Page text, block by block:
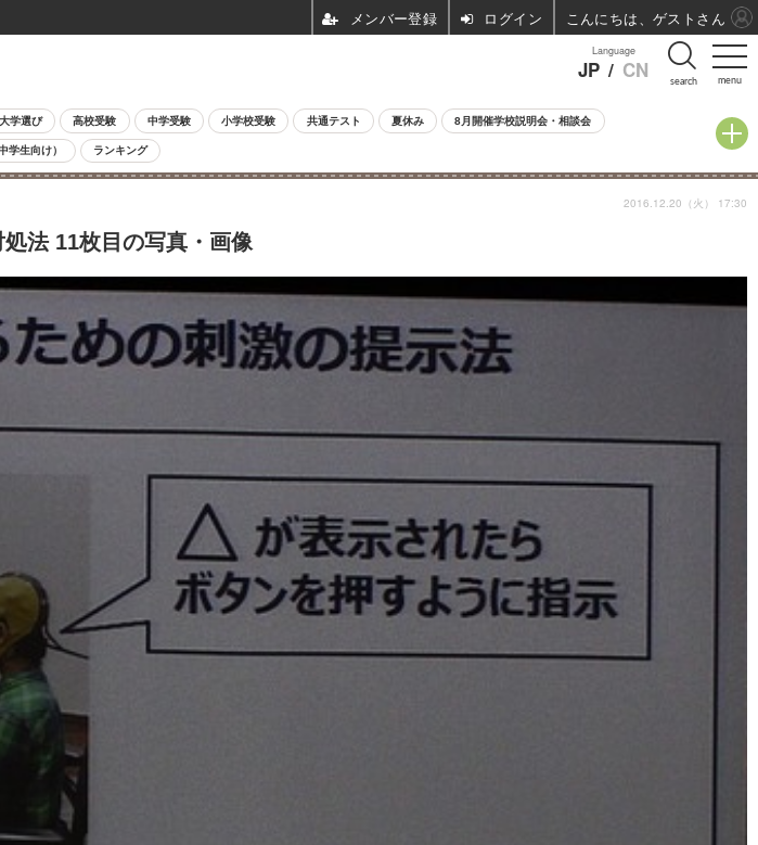
menu
Language
JP / CN search
学選び 高校受験 中学受験 小学校受験 共通テスト 夏休み 8月開催学校説明会・相談会
学生向け） ランキング
法 11枚目の写真・画像
2016.12.20（火） 17:30
ログイン こんにちは、ゲストさん